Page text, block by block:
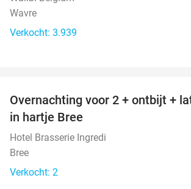
Wavre
Verkocht: 3.939
TODAY
Overnachting voor 2 + ontbijt +
in hartje Bree
Hotel Brasserie Ingredi
Bree
Verkocht: 2